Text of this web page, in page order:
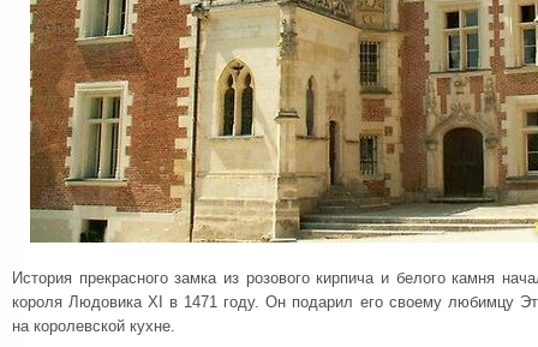
История прекрасного замка из розового кирпича и белого камня
короля Людовика XI в 1471 году. Он подарил его своему любимцу
на королевской кухне.